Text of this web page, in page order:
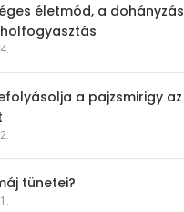
életmód, a dohányzás
a pajzsmirigy az
tünetei?